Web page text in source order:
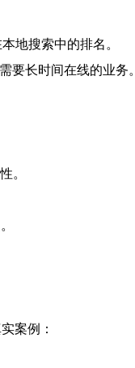
地搜索中的排名。
要长时间在线的业务。
。
案例：